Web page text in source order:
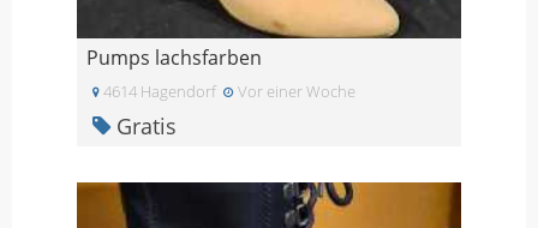
Pumps lachsfarben
4614 Hagendorf Vor einer Woche
Gratis